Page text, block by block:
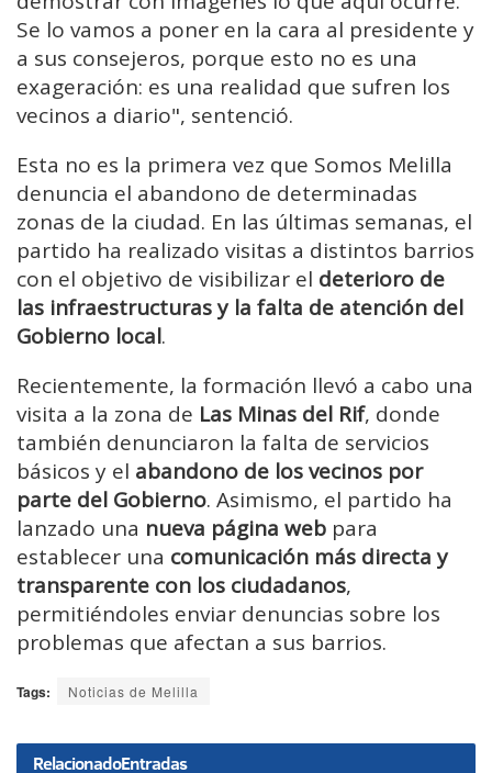
Se lo vamos a poner en la cara al presidente y
a sus consejeros, porque esto no es una
exageración: es una realidad que sufren los
vecinos a diario", sentenció.
Esta no es la primera vez que Somos Melilla
denuncia el abandono de determinadas
zonas de la ciudad. En las últimas semanas, el
partido ha realizado visitas a distintos barrios
con el objetivo de visibilizar el deterioro de
las infraestructuras y la falta de atención del
Gobierno local.
Recientemente, la formación llevó a cabo una
visita a la zona de Las Minas del Rif, donde
también denunciaron la falta de servicios
básicos y el abandono de los vecinos por
parte del Gobierno. Asimismo, el partido ha
lanzado una nueva página web para
establecer una comunicación más directa y
transparente con los ciudadanos,
permitiéndoles enviar denuncias sobre los
problemas que afectan a sus barrios.
Tags: Noticias de Melilla
RelacionadoEntradas